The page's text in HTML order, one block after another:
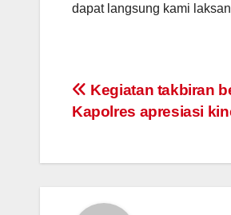
dapat langsung kami
Post
navigation
Kegiatan takbiran
Kapolres apresiasi